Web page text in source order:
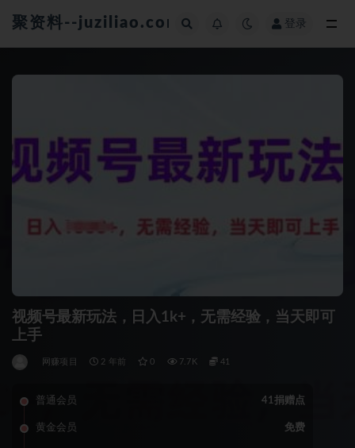
聚资料--juziliao.com--全网资料整合平台
登录
视频号最新玩法，日入1k+，无需经验，当天即可
上手
网赚项目 2 年前 0 7.7K 41
普通会员 41捐赠点
黄金会员 免费